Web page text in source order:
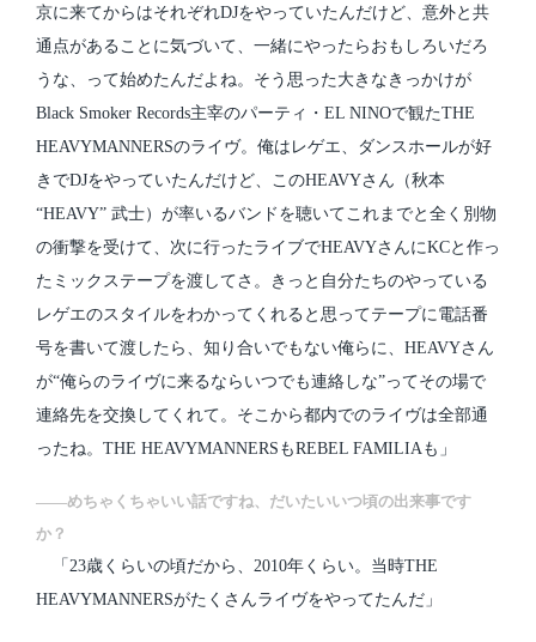
京に来てからはそれぞれDJをやっていたんだけど、意外と共
通点があることに気づいて、一緒にやったらおもしろいだろ
うな、って始めたんだよね。そう思った大きなきっかけが
Black Smoker Records主宰のパーティ・EL NINOで観たTHE
HEAVYMANNERSのライヴ。俺はレゲエ、ダンスホールが好
きでDJをやっていたんだけど、このHEAVYさん（秋本
“HEAVY” 武士）が率いるバンドを聴いてこれまでと全く別物
の衝撃を受けて、次に行ったライブでHEAVYさんにKCと作っ
たミックステープを渡してさ。きっと自分たちのやっている
レゲエのスタイルをわかってくれると思ってテープに電話番
号を書いて渡したら、知り合いでもない俺らに、HEAVYさん
が“俺らのライヴに来るならいつでも連絡しな”ってその場で
連絡先を交換してくれて。そこから都内でのライヴは全部通
ったね。THE HEAVYMANNERSもREBEL FAMILIAも」
――めちゃくちゃいい話ですね、だいたいいつ頃の出来事です
か？
「23歳くらいの頃だから、2010年くらい。当時THE
HEAVYMANNERSがたくさんライヴをやってたんだ」